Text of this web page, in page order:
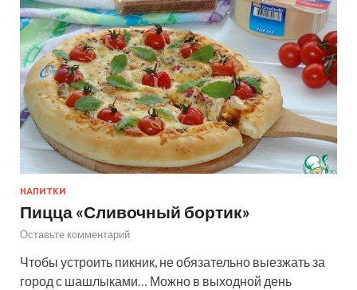
НАПИТКИ
Пицца «Сливочный бортик»
Оставьте комментарий
Чтобы устроить пикник, не обязательно выезжать за
город с шашлыками… Можно в выходной день